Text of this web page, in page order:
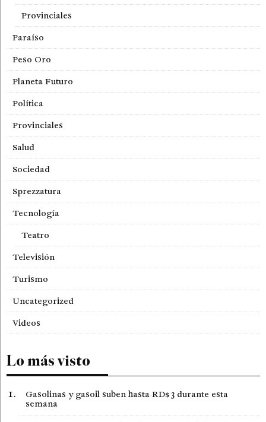
Provinciales
Paraíso
Peso Oro
Planeta Futuro
Política
Provinciales
Salud
Sociedad
Sprezzatura
Tecnología
Teatro
Televisión
Turismo
Uncategorized
Videos
Lo más visto
Gasolinas y gasoil suben hasta RD$3 durante esta
semana